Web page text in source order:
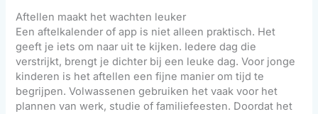
Aftellen maakt het wachten leuker
Een aftelkalender of app is niet alleen praktisch. Het
geeft je iets om naar uit te kijken. Iedere dag die
verstrijkt, brengt je dichter bij een leuke dag. Voor jonge
kinderen is het aftellen een fijne manier om tijd te
begrijpen. Volwassenen gebruiken het vaak voor het
plannen van werk, studie of familiefeesten. Doordat het